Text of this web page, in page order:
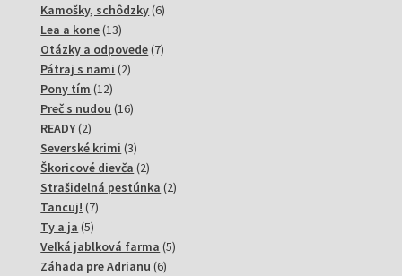
Kamošky, schôdzky 66
Lea a kone 1313
produktov
Otázky a odpovede 77
Pátraj s nami 22
Pony tím 1212
produktov
Preč s nudou 1616
READY 22
produkty
Severské krimi 33
produkty
Škoricové dievča 22
produkty
Strašidelná pestúnka 22
Tancuj! 77
Ty a ja 55
produktov
Veľká jablková farma 55
Záhada pre Adrianu 66